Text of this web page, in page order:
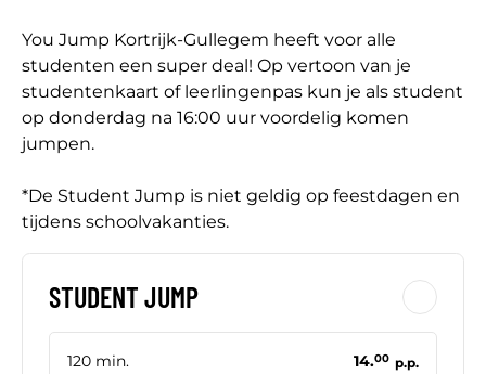
You Jump Kortrijk-Gullegem heeft voor alle
studenten een super deal! Op vertoon van je
studentenkaart of leerlingenpas kun je als student
op donderdag na 16:00 uur voordelig komen
jumpen.
*De Student Jump is niet geldig op feestdagen en
tijdens schoolvakanties.
STUDENT JUMP
120 min. 14.00 p.p.